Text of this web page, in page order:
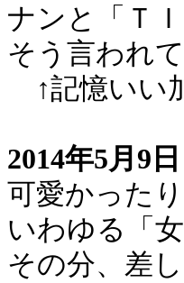
ナンと「Ｔ
そう言われ
↑記憶いい
2014年5月9日
可愛かった
いわゆる「
その分、差